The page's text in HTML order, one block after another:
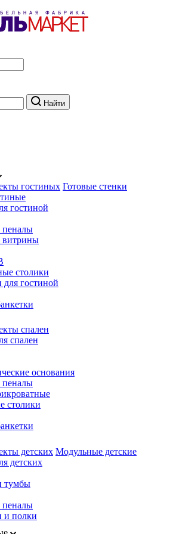
Найти
гостиных Готовые стенки
гостиной
витрины
столики
гостиной
спален
спален
основания
столики
детских Модульные детские
детских
тумбы
и полки